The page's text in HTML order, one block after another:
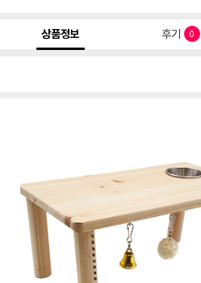
상품정보 후기 0